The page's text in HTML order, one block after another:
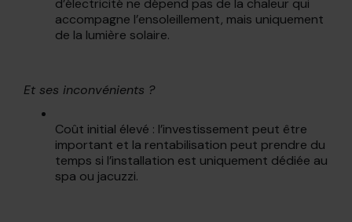
d’électricité ne dépend pas de la chaleur qui
accompagne l’ensoleillement, mais uniquement
de la lumière solaire.
Et ses inconvénients ?
Coût initial élevé : l’investissement peut être
important et la rentabilisation peut prendre du
temps si l’installation est uniquement dédiée au
spa ou jacuzzi.